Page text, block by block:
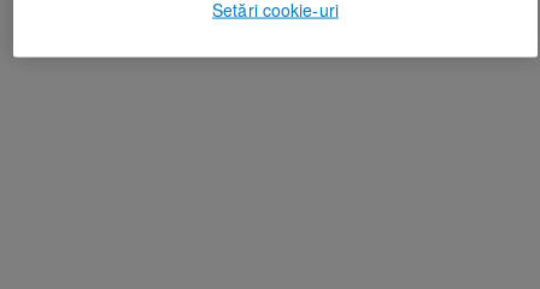
Setări cookie-uri